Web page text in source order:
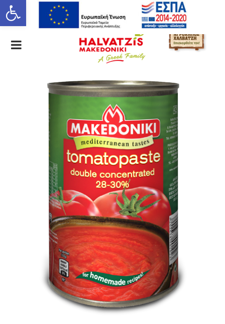
Ανοίξτε τη γραμμή εργαλείων ΕΛ